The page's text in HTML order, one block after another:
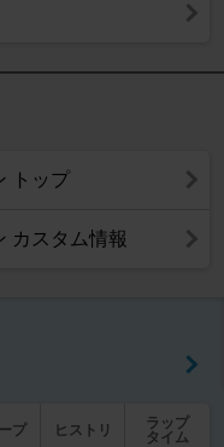
トップ
カスタム情報
プ ヒストリ
ラップ
タイム